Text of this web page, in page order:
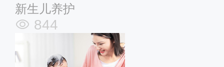
新生儿养护
844